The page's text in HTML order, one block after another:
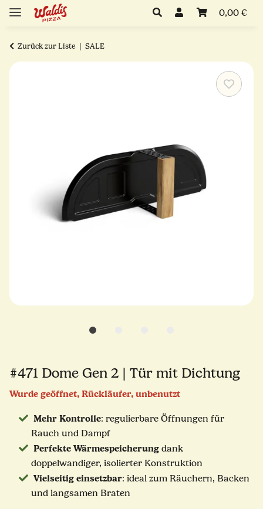
0,00 €
Zurück zur Liste SALE
#471 Dome Gen 2 | Tür mit Dichtung
Wurde geöffnet, Rückläufer, unbenutzt
Mehr Kontrolle: regulierbare Öffnungen für
Rauch und Dampf
Perfekte Wärmespeicherung dank
doppelwandiger, isolierter Konstruktion
Vielseitig einsetzbar: ideal zum Räuchern, Backen
und langsamen Braten